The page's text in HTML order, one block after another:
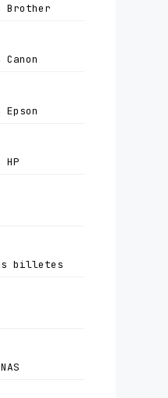
Brother
billetes